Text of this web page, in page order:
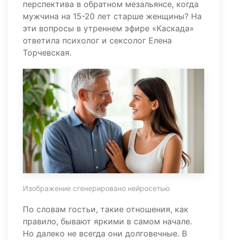
перспектива в обратном мезальянсе, когда
мужчина на 15-20 лет старше женщины? На
эти вопросы в утреннем эфире «Каскада»
ответила психолог и сексолог Елена
Торчевская.
Изображение сгенерировано нейросетью
По словам гостьи, такие отношения, как
правило, бывают яркими в самом начале.
Но далеко не всегда они долговечные. В